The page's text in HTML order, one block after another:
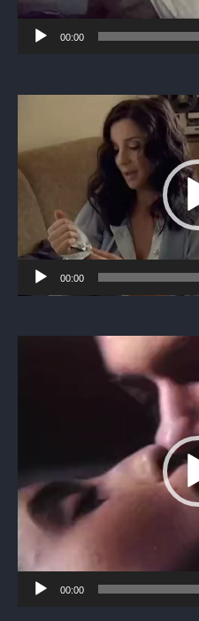
00:00
00:00
00:00